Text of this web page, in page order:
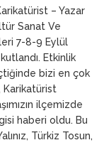
– Yazar
Sanat Ve
7-8-9 Eylül
Etkinlik
bizi en çok
Karikatürist
ilçemizde
haberi oldu. Bu
Türkiz Tosun,